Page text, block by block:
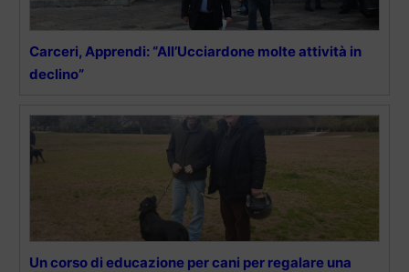
Carceri, Apprendi: “All’Ucciardone molte attività in
declino”
Un corso di educazione per cani per regalare una